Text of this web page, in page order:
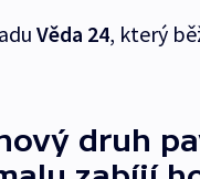
Věda 24, který
druh